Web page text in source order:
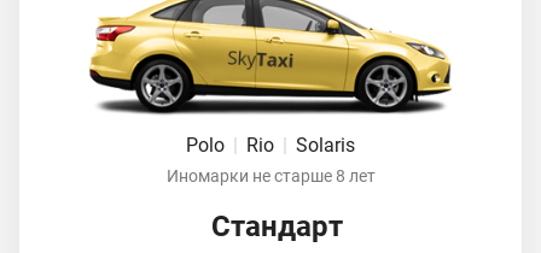
Polo | Rio | Solaris
Иномарки не старше 8 лет
Стандарт